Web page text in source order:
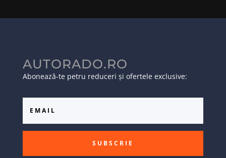
AUTORADO.RO
Abonează-te petru reduceri și ofertele exclusive:
SUBSCRIE